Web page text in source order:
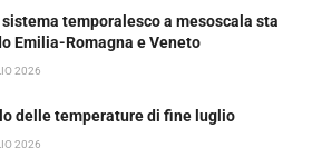
temporalesco a mesoscala sta
Emilia-Romagna e Veneto
2026
delle temperature di fine luglio
2026